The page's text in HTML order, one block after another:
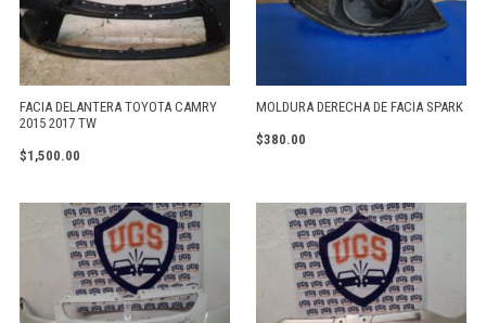
FACIA DELANTERA TOYOTA CAMRY
2015 2017 TW
$1,500.00
MOLDURA DERECHA DE FACIA SPARK
$380.00